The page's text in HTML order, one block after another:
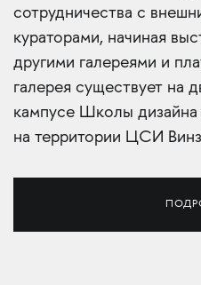
сотрудничества с
кураторами, начиная
другими галереями и
галерея существует на
кампусе Школы
на территории ЦСИ